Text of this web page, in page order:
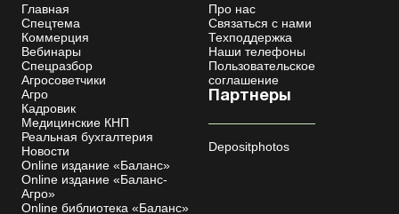
Главная
Спецтема
Коммерция
Вебинары
Спецразбор
Агросоветчики
Агро
Кадровик
Медицинские КНП
Реальная бухгалтерия
Новости
Online издание «Баланс»
Online издание «Баланс-
Агро»
Online библиотека «Баланс»
Про нас
Связаться с нами
Техподдержка
Наши телефоны
Пользовательское
соглашение
Партнеры
Depositphotos